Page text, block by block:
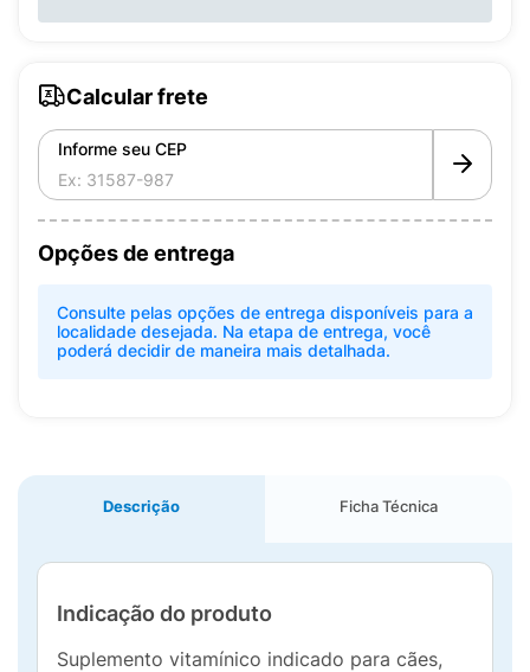
Calcular frete
Informe seu CEP
Opções de entrega
Consulte pelas opções de entrega disponíveis para a
localidade desejada. Na etapa de entrega, você
poderá decidir de maneira mais detalhada.
Descrição Ficha Técnica
Indicação do produto
Suplemento vitamínico indicado para cães,